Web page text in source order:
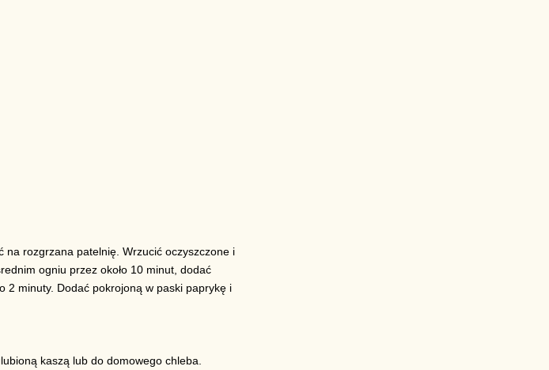
na rozgrzana patelnię. Wrzucić oczyszczone i
ogniu przez około 10 minut, dodać
2 minuty. Dodać pokrojoną w paski paprykę i
kaszą lub do domowego chleba.